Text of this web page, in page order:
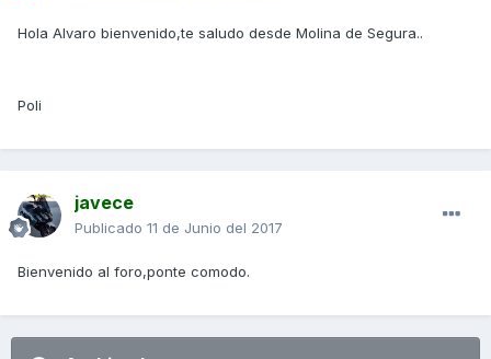
Hola Alvaro bienvenido,te saludo desde Molina de Segura..
Poli
javece
Publicado 11 de Junio del 2017
Bienvenido al foro,ponte comodo.